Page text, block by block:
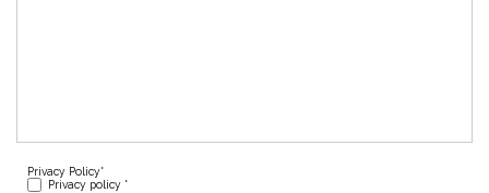
Privacy Policy*
Privacy policy *